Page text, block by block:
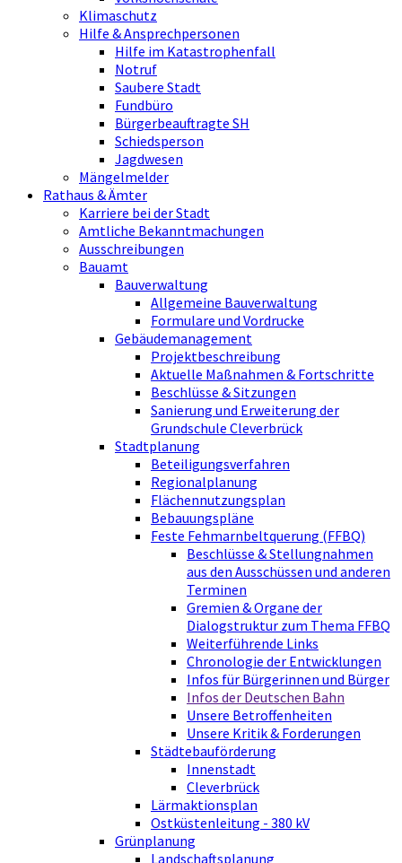
Klimaschutz
Hilfe & Ansprechpersonen
Hilfe im Katastrophenfall
Notruf
Saubere Stadt
Fundbüro
Bürgerbeauftragte SH
Schiedsperson
Jagdwesen
Mängelmelder
Rathaus & Ämter
Karriere bei der Stadt
Amtliche Bekanntmachungen
Ausschreibungen
Bauamt
Bauverwaltung
Allgemeine Bauverwaltung
Formulare und Vordrucke
Gebäudemanagement
Projektbeschreibung
Aktuelle Maßnahmen & Fortschritte
Beschlüsse & Sitzungen
Sanierung und Erweiterung der
Grundschule Cleverbrück
Stadtplanung
Beteiligungsverfahren
Regionalplanung
Flächennutzungsplan
Bebauungspläne
Feste Fehmarnbeltquerung (FFBQ)
Beschlüsse & Stellungnahmen
aus den Ausschüssen und anderen
Terminen
Gremien & Organe der
Dialogstruktur zum Thema FFBQ
Weiterführende Links
Chronologie der Entwicklungen
Infos für Bürgerinnen und Bürger
Infos der Deutschen Bahn
Unsere Betroffenheiten
Unsere Kritik & Forderungen
Städtebauförderung
Innenstadt
Cleverbrück
Lärmaktionsplan
Ostküstenleitung - 380 kV
Grünplanung
Landschaftsplanung